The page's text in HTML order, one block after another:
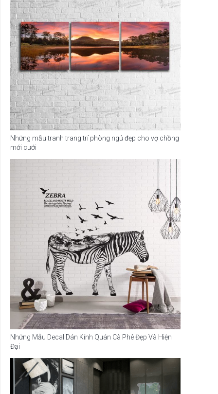
Những mẫu tranh trang trí phòng ngủ đẹp cho vợ chồng
mới cưới
Những Mẫu Decal Dán Kính Quán Cà Phê Đẹp Và Hiện
Đại